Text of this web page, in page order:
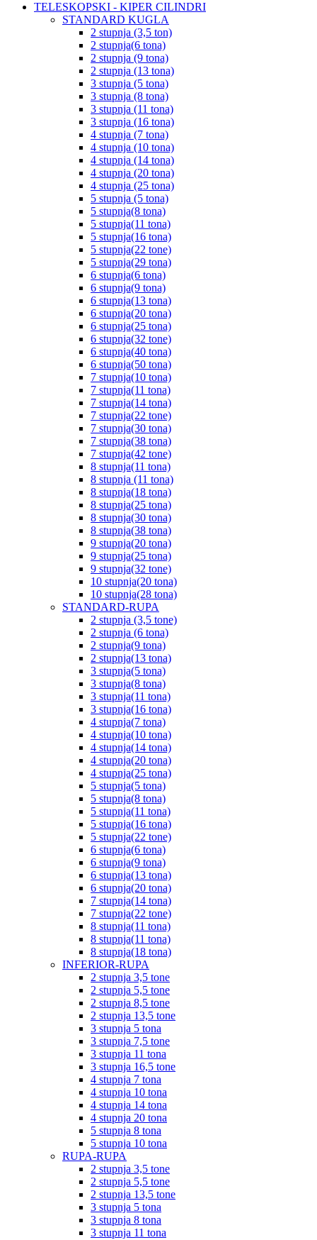
TELESKOPSKI - KIPER CILINDRI
STANDARD KUGLA
2 stupnja (3,5 ton)
2 stupnja(6 tona)
2 stupnja (9 tona)
2 stupnja (13 tona)
3 stupnja (5 tona)
3 stupnja (8 tona)
3 stupnja (11 tona)
3 stupnja (16 tona)
4 stupnja (7 tona)
4 stupnja (10 tona)
4 stupnja (14 tona)
4 stupnja (20 tona)
4 stupnja (25 tona)
5 stupnja (5 tona)
5 stupnja(8 tona)
5 stupnja(11 tona)
5 stupnja(16 tona)
5 stupnja(22 tone)
5 stupnja(29 tona)
6 stupnja(6 tona)
6 stupnja(9 tona)
6 stupnja(13 tona)
6 stupnja(20 tona)
6 stupnja(25 tona)
6 stupnja(32 tone)
6 stupnja(40 tona)
6 stupnja(50 tona)
7 stupnja(10 tona)
7 stupnja(11 tona)
7 stupnja(14 tona)
7 stupnja(22 tone)
7 stupnja(30 tona)
7 stupnja(38 tona)
7 stupnja(42 tone)
8 stupnja(11 tona)
8 stupnja (11 tona)
8 stupnja(18 tona)
8 stupnja(25 tona)
8 stupnja(30 tona)
8 stupnja(38 tona)
9 stupnja(20 tona)
9 stupnja(25 tona)
9 stupnja(32 tone)
10 stupnja(20 tona)
10 stupnja(28 tona)
STANDARD-RUPA
2 stupnja (3,5 tone)
2 stupnja (6 tona)
2 stupnja(9 tona)
2 stupnja(13 tona)
3 stupnja(5 tona)
3 stupnja(8 tona)
3 stupnja(11 tona)
3 stupnja(16 tona)
4 stupnja(7 tona)
4 stupnja(10 tona)
4 stupnja(14 tona)
4 stupnja(20 tona)
4 stupnja(25 tona)
5 stupnja(5 tona)
5 stupnja(8 tona)
5 stupnja(11 tona)
5 stupnja(16 tona)
5 stupnja(22 tone)
6 stupnja(6 tona)
6 stupnja(9 tona)
6 stupnja(13 tona)
6 stupnja(20 tona)
7 stupnja(14 tona)
7 stupnja(22 tone)
8 stupnja(11 tona)
8 stupnja(11 tona)
8 stupnja(18 tona)
INFERIOR-RUPA
2 stupnja 3,5 tone
2 stupnja 5,5 tone
2 stupnja 8,5 tone
2 stupnja 13,5 tone
3 stupnja 5 tona
3 stupnja 7,5 tone
3 stupnja 11 tona
3 stupnja 16,5 tone
4 stupnja 7 tona
4 stupnja 10 tona
4 stupnja 14 tona
4 stupnja 20 tona
5 stupnja 8 tona
5 stupnja 10 tona
RUPA-RUPA
2 stupnja 3,5 tone
2 stupnja 5,5 tone
2 stupnja 13,5 tone
3 stupnja 5 tona
3 stupnja 8 tona
3 stupnja 11 tona